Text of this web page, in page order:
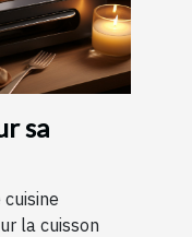
sa
la cuisson